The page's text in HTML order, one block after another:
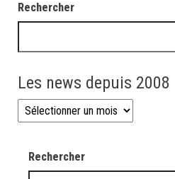
Rechercher
Les news depuis 2008
Les news depuis 2008
Rechercher